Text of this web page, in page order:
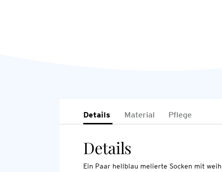
Details Material Pflege
Details
Ein Paar hellblau melierte Socken mit